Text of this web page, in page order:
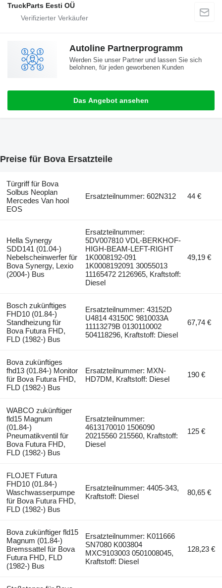
TruckParts Eesti OÜ
Autoline Partnerprogramm
Werden Sie unser Partner und lassen Sie sich
belohnen, für jeden geworbenen Kunden
Das Angebot ansehen
Preise für Bova Ersatzteile
Türgriff für Bova
Solbus Neoplan
Mercedes Van hool
EOS
Ersatzteilnummer: 602N312 44 €
Hella Synergy
SDD141 (01.04-)
Nebelscheinwerfer für
Bova Synergy, Lexio
(2004-) Bus
Ersatzteilnummer:
5DV007810 VDL-BERKHOF-
HIGH-BEAM-LEFT-RIGHT
1K0008192-091
1K0008192091 30055013
11165472 2126965, Kraftstoff:
Diesel
49,19 €
Bosch zukünftiges
FHD10 (01.84-)
Standheizung für
Bova Futura FHD,
FLD (1982-) Bus
Ersatzteilnummer: 43152D
U4814 43150C 9810033A
11113279B 0130110002
504118296, Kraftstoff: Diesel
67,74 €
Bova zukünftiges
fhd13 (01.84-) Monitor
für Bova Futura FHD,
FLD (1982-) Bus
Ersatzteilnummer: MXN-
HD7DM, Kraftstoff: Diesel
190 €
WABCO zukünftiger
fld15 Magnum
(01.84-)
Pneumatikventil für
Bova Futura FHD,
FLD (1982-) Bus
Ersatzteilnummer:
4613170010 1506090
20215560 215560, Kraftstoff:
Diesel
125 €
FLOJET Futura
FHD10 (01.84-)
Waschwasserpumpe
für Bova Futura FHD,
FLD (1982-) Bus
Ersatzteilnummer: 4405-343,
Kraftstoff: Diesel
80,65 €
Bova zukünftiger fld15
Magnum (01.84-)
Bremssattel für Bova
Futura FHD, FLD
(1982-) Bus
Ersatzteilnummer: K011666
SN7080 K003804
MXC9103003 0501008045,
Kraftstoff: Diesel
128,23 €